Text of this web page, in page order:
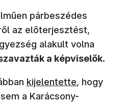
párbeszédes
az előterjesztést,
alakult volna
a képviselők.
(új ablakban nyílik meg)
kijelentette, hogy
a Karácsony-